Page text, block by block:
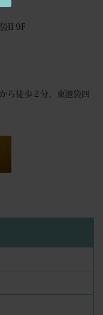
II 9F
ら徒歩２分、東池袋四